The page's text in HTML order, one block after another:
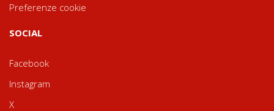
Preferenze cookie
SOCIAL
Facebook
Instagram
X